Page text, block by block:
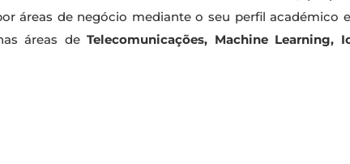
áreas de negócio mediante o seu perfil académico
áreas deTelecomunicações, Machine